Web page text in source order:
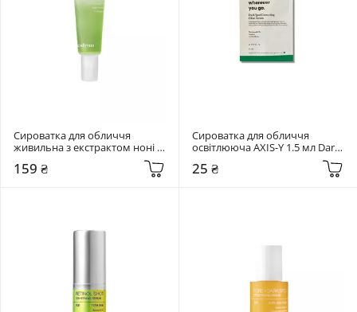
Сироватка для обличчя
живильна з екстрактом ноні
Celimax 10 мл The Real Noni
Energy Ampoule
159 ₴
Сироватка для обличчя
освітлююча AXIS-Y 1.5 мл Dark
Spot Correcting Glow Serum
25 ₴